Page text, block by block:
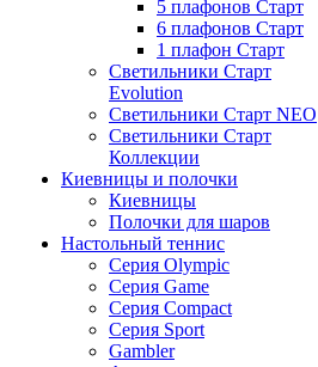
5 плафонов Старт
6 плафонов Старт
1 плафон Старт
Светильники Старт
Evolution
Светильники Старт NEO
Светильники Старт
Коллекции
Киевницы и полочки
Киевницы
Полочки для шаров
Настольный теннис
Серия Olympic
Серия Game
Серия Compact
Серия Sport
Gambler